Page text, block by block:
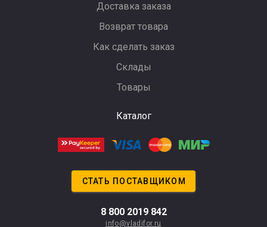
Доставка заказа
Возврат товара
Как сделать заказ
Склады
Товары
Каталог
СТАТЬ ПОСТАВЩИКОМ
8 800 2019 842
info@vladifor.ru